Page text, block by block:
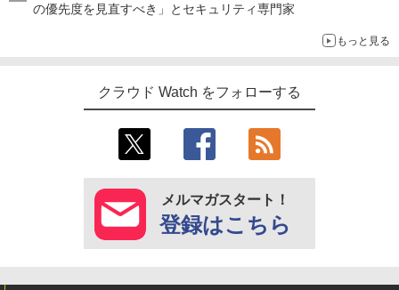
の優先度を見直すべき」とセキュリティ専門家
もっと見る
クラウド Watch をフォローする
メルマガスタート！
登録はこちら